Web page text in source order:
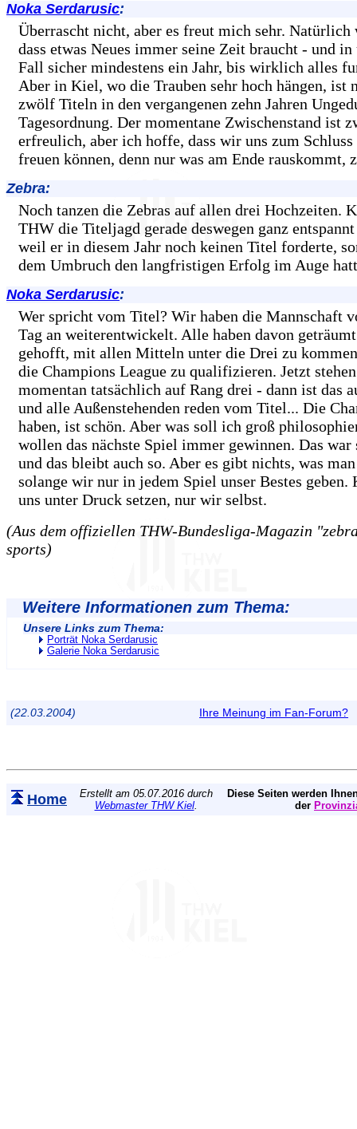
Noka Serdarusic:
Überrascht nicht, aber es freut mich sehr. Natürlich
dass etwas Neues immer seine Zeit braucht - und in
Fall sicher mindestens ein Jahr, bis wirklich alles
Aber in Kiel, wo die Trauben sehr hoch hängen, ist
zwölf Titeln in den vergangenen zehn Jahren
Tagesordnung. Der momentane Zwischenstand ist
erfreulich, aber ich hoffe, dass wir uns zum
freuen können, denn nur was am Ende rauskommt,
Zebra:
Noch tanzen die Zebras auf allen drei Hochzeiten.
THW die Titeljagd gerade deswegen ganz entspannt
weil er in diesem Jahr noch keinen Titel forderte,
dem Umbruch den langfristigen Erfolg im Auge
Noka Serdarusic:
Wer spricht vom Titel? Wir haben die Mannschaft
Tag an weiterentwickelt. Alle haben davon
gehofft, mit allen Mitteln unter die Drei zu
die Champions League zu qualifizieren. Jetzt
momentan tatsächlich auf Rang drei - dann ist das
und alle Außenstehenden reden vom Titel... Die
haben, ist schön. Aber was soll ich groß
wollen das nächste Spiel immer gewinnen. Das war
und das bleibt auch so. Aber es gibt nichts, was
solange wir nur in jedem Spiel unser Bestes geben.
uns unter Druck setzen, nur wir selbst.
(Aus dem offiziellen THW-Bundesliga-Magazin
sports)
Weitere Informationen zum Thema:
Unsere Links zum Thema:
Porträt Noka Serdarusic
Galerie Noka Serdarusic
(22.03.2004) Ihre Meinung im Fan-Forum?
Home
Erstellt am 05.07.2016 durch
Webmaster THW Kiel.
Diese Seiten werden
der